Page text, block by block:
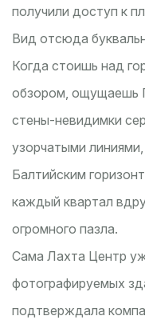
получили доступ к
Вид отсюда
Когда стоишь над
обзором, ощущаешь
стены-невидимки
узорчатыми
Балтийским
каждый квартал
огромного пазла.
Сама Лахта Центр
фотографируемых
подтверждала